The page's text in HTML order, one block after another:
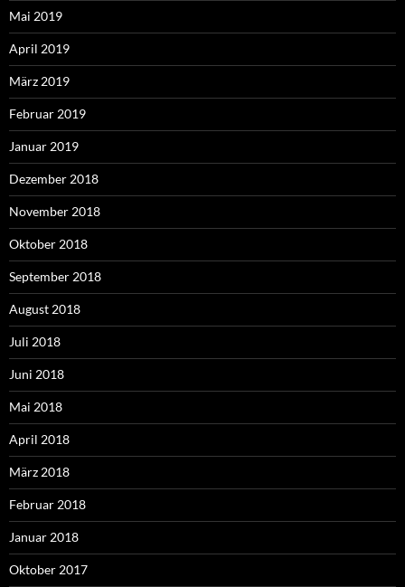
Mai 2019
April 2019
März 2019
Februar 2019
Januar 2019
Dezember 2018
November 2018
Oktober 2018
September 2018
August 2018
Juli 2018
Juni 2018
Mai 2018
April 2018
März 2018
Februar 2018
Januar 2018
Oktober 2017